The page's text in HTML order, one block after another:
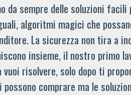
da sempre delle soluzioni facili
algoritmi magici che
La sicurezza non tira a
insieme, il nostro primo
vuoi risolvere, solo dopo ti
possono comprare ma le